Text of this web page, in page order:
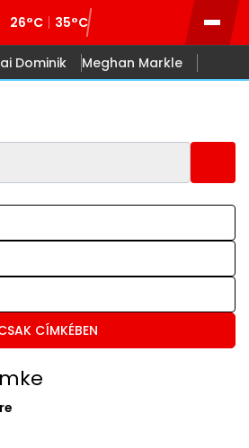
26°C 35°C
Dominik Meghan Markle
CÍMKÉBEN